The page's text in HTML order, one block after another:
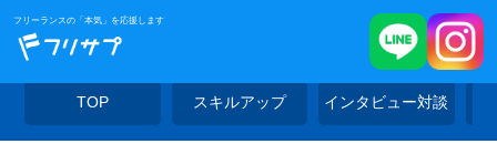
フリーランスの「本気」を応援します
TOP スキルアップ インタビュー対談